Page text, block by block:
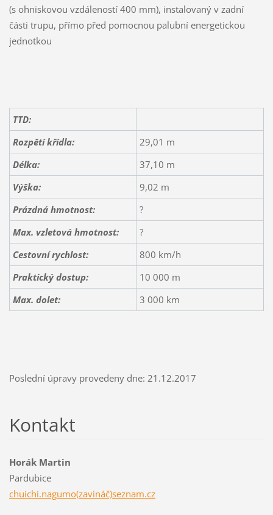
(s ohniskovou vzdáleností 400 mm), instalovaný v zadní
části trupu, přímo před pomocnou palubní energetickou
jednotkou
TTD:
Rozpětí křídla:
29,01 m
Délka:
37,10 m
Výška:
9,02 m
Prázdná hmotnost:
?
Max. vzletová hmotnost:
?
Cestovní rychlost:
800 km/h
Praktický dostup:
10 000 m
Max. dolet: 3 000 km
Poslední úpravy provedeny dne: 21.12.2017
Kontakt
Horák Martin
Pardubice
chuichi.nagumo(zavináč)seznam.cz